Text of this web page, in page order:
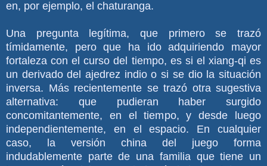
en, por ejemplo, el chaturanga.
Una pregunta legítima, que primero se trazó
tímidamente, pero que ha ido adquiriendo mayor
fortaleza con el curso del tiempo, es si el xiang-qi es
un derivado del ajedrez indio o si se dio la situación
inversa. Más recientemente se trazó otra sugestiva
alternativa: que pudieran haber surgido
concomitantemente, en el tiempo, y desde luego
independientemente, en el espacio. En cualquier
caso, la versión china del juego forma
indudablemente parte de una familia que tiene un